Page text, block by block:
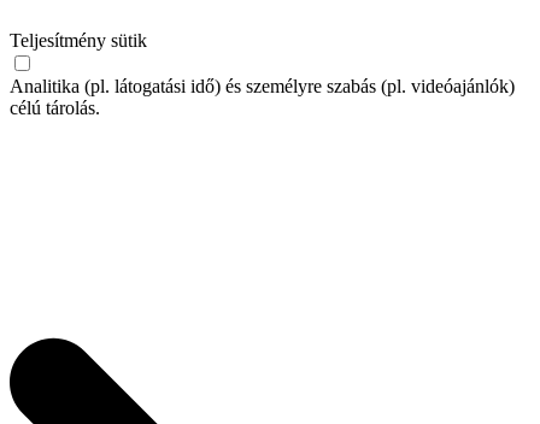
Teljesítmény sütik
Analitika (pl. látogatási idő) és személyre szabás (pl. videóajánlók)
célú tárolás.